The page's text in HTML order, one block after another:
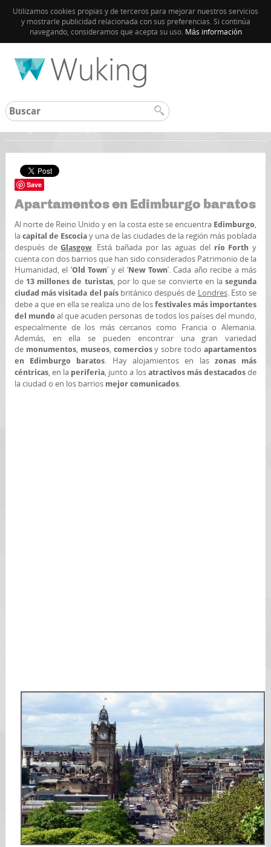
Utilizamos cookies propias y de terceros para mejorar nuestros servicios
y mostrarle publicidad relacionada con sus preferencias. Si continúa
navegando, consideramos que acepta su uso. Más información
Save
Apartamentos en Edimburgo baratos
Al norte de Reino Unido y en la costa este se encuentra Edimburgo,
la capital de Escociay una de las ciudades de la región más poblada
después deGlasgow. Está bañada por las aguas del río Forth y
cuenta con dos barrios que han sido considerados Patrimonio de la
Humanidad, el ‘Old Town’ y el ‘New Town’. Cada año recibe a más
de13 millones de turistas, por lo que se convierte en lasegunda
ciudad más visitada del paísbritánico después de Londres. Esto se
debe a que en ella se realiza uno de losfestivales más importantes
del mundo al que acuden personas de todos los países del mundo,
especialmente de los más cercanos como Francia o Alemania.
Además, en ella se pueden encontrar una gran variedad
de monumentos, museos, comerciosy sobre todoapartamentos
en Edimburgo baratos. Hay alojamientos en las zonas más
céntricas, en la periferia, junto a los atractivos más destacadosde
la ciudad o en los barrios mejor comunicados.